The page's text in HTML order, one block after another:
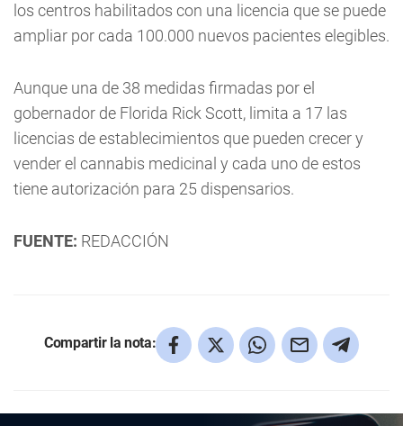
los centros habilitados con una licencia que se puede
ampliar por cada 100.000 nuevos pacientes elegibles.
Aunque una de 38 medidas firmadas por el
gobernador de Florida Rick Scott, limita a 17 las
licencias de establecimientos que pueden crecer y
vender el cannabis medicinal y cada uno de estos
tiene autorización para 25 dispensarios.
FUENTE: REDACCIÓN
Compartir la nota: